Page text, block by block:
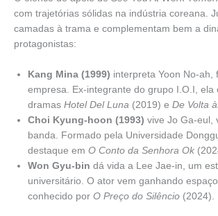
com trajetórias sólidas na indústria coreana.
camadas à trama e complementam bem a
protagonistas:
Kang Mina (1999) interpreta Yoon No-ah,
empresa. Ex-integrante do grupo I.O.I, ela
dramas Hotel Del Luna (2019) e De Volta
Choi Kyung-hoon (1993) vive Jo Ga-eul,
banda. Formado pela Universidade
destaque em O Conto da Senhora Ok
Won Gyu-bin dá vida a Lee Jae-in, um
universitário. O ator vem ganhando
conhecido por O Preço do Silêncio (2024).